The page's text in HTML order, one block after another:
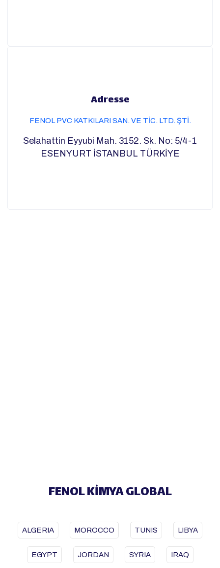
Adresse
FENOL PVC KATKILARI SAN. VE TİC. LTD. ŞTİ.
Selahattin Eyyubi Mah. 3152. Sk. No: 5/4-1
ESENYURT İSTANBUL TÜRKİYE
FENOL KİMYA GLOBAL
ALGERIA MOROCCO TUNIS LIBYA
EGYPT JORDAN SYRIA IRAQ